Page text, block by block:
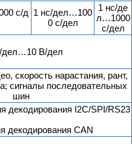
с/д 1 нс/дел…100
0 с/дел
1 нс/де
л…1000
с/дел
дел…10 В/дел
скорость нарастания, рант,
сигналы последовательных
шин
декодирования I2C/SPI/RS23
декодирования CAN